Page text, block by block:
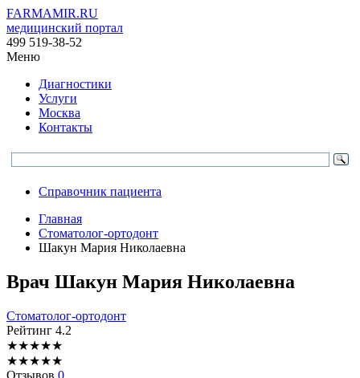
FARMAMIR.RU
медицинский портал
499 519-38-52
Меню
Диагностики
Услуги
Москва
Контакты
Справочник пациента
Главная
Стоматолог-ортодонт
Шакун Мария Николаевна
Врач Шакун Мария Николаевна
Стоматолог-ортодонт
Рейтинг 4.2
★★★★★
★★★★★
Отзывов 0